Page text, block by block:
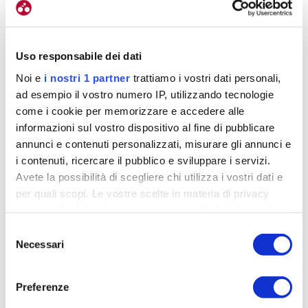
Uso responsabile dei dati
Noi e i nostri 1 partner trattiamo i vostri dati personali,
ad esempio il vostro numero IP, utilizzando tecnologie
come i cookie per memorizzare e accedere alle
informazioni sul vostro dispositivo al fine di pubblicare
annunci e contenuti personalizzati, misurare gli annunci e
i contenuti, ricercare il pubblico e sviluppare i servizi.
Avete la possibilità di scegliere chi utilizza i vostri dati e
per quali scopi. Le vostre scelte in materia di privacy
revocare il proprio consenso in qualsiasi momento dalla
Dichiarazione sui cookie o facendo clic sull'icona di
delNecessari
Preferenze
Per Alé, la collaborazione con Roche non si limita
alla semplice visibilità del marchio
difatti anche quello di creare un dialogo costante
tra azienda e atleta, trasformando l’esperienza
diretta di gara in uno strumento concreto di
sviluppo prodotto.
Allenamenti intensi, competizioni gravel e lunghe
avventure endurance rappresentano infatti il
banco di prova ideale per testare materiali,
fitting e soluzioni tecniche. Un approccio che
conferma la filosofia performance-driven del brand
veneto.